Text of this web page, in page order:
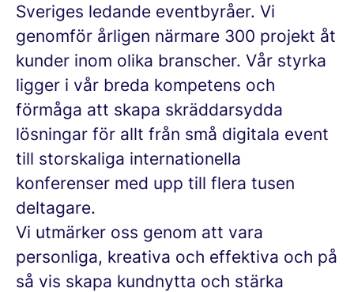
Sveriges ledande eventbyråer. Vi
genomför årligen närmare 300 projekt åt
kunder inom olika branscher. Vår styrka
ligger i vår breda kompetens och
förmåga att skapa skräddarsydda
lösningar för allt från små digitala event
till storskaliga internationella
konferenser med upp till flera tusen
deltagare.
Vi utmärker oss genom att vara
personliga, kreativa och effektiva och på
så vis skapa kundnytta och stärka